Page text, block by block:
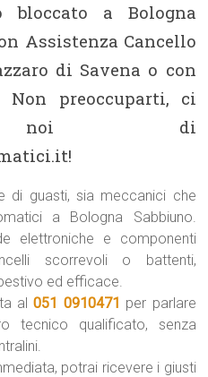
bloccato a Bologna
Assistenza Cancello
di Savena o con
Non preoccuparti, ci
noi di
di guasti, sia meccanici che
a Bologna Sabbiuno.
elettroniche e componenti
scorrevoli o battenti,
ed efficace.
al051 0910471 per parlare
tecnico qualificato, senza
potrai ricevere i giusti